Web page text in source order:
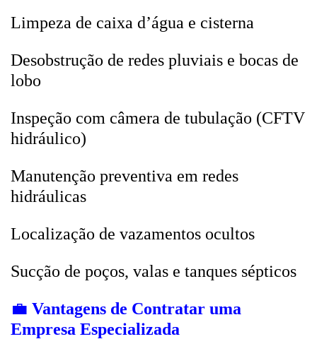
Limpeza de caixa d’água e cisterna
Desobstrução de redes pluviais e bocas de
lobo
Inspeção com câmera de tubulação (CFTV
hidráulico)
Manutenção preventiva em redes
hidráulicas
Localização de vazamentos ocultos
Sucção de poços, valas e tanques sépticos
💼 Vantagens de Contratar uma
Empresa Especializada